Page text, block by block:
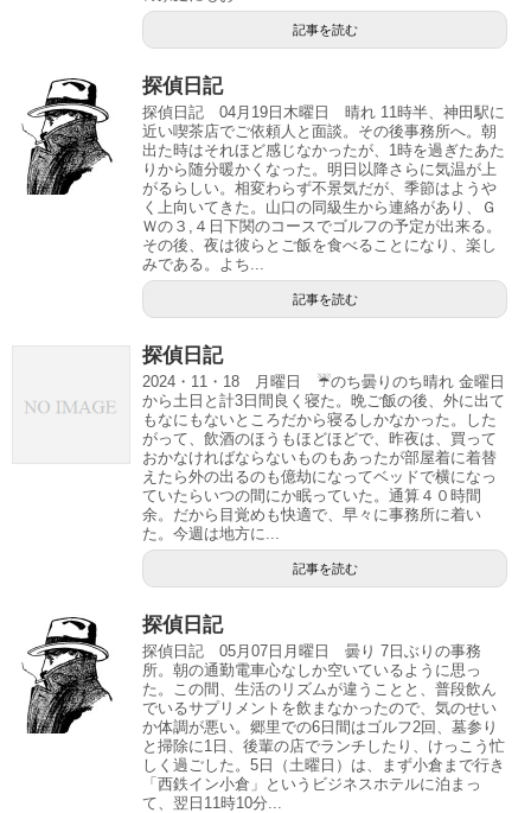
記事を読む
探偵日記
探偵日記 04月19日木曜日 晴れ 11時半、神田駅に
近い喫茶店でご依頼人と面談。その後事務所へ。朝
出た時はそれほど感じなかったが、1時を過ぎたあた
りから随分暖かくなった。明日以降さらに気温が上
がるらしい。相変わらず不景気だが、季節はようや
く上向いてきた。山口の同級生から連絡があり、Ｇ
Ｗの３,４日下関のコースでゴルフの予定が出来る。
その後、夜は彼らとご飯を食べることになり、楽し
みである。よち...
記事を読む
探偵日記
2024・11・18 月曜日 ☔のち曇りのち晴れ 金曜日
から土日と計3日間良く寝た。晩ご飯の後、外に出て
もなにもないところだから寝るしかなかった。した
がって、飲酒のほうもほどほどで、昨夜は、買って
おかなければならないものもあったが部屋着に着替
えたら外の出るのも億劫になってベッドで横になっ
ていたらいつの間にか眠っていた。通算４０時間
余。だから目覚めも快適で、早々に事務所に着い
た。今週は地方に...
記事を読む
探偵日記
探偵日記 05月07日月曜日 曇り 7日ぶりの事務
所。朝の通勤電車心なしか空いているように思っ
た。この間、生活のリズムが違うことと、普段飲ん
でいるサプリメントを飲まなかったので、気のせい
か体調が悪い。郷里での6日間はゴルフ2回、墓参り
と掃除に1日、後輩の店でランチしたり、けっこう忙
しく過ごした。5日（土曜日）は、まず小倉まで行き
「西鉄イン小倉」というビジネスホテルに泊まっ
て、翌日11時10分...